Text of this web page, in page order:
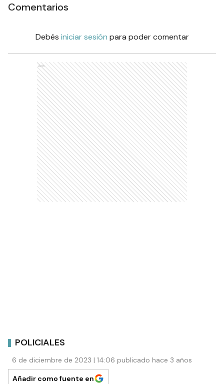
Comentarios
Debés iniciar sesión para poder comentar
Ads
POLICIALES
6 de diciembre de 2023 | 14:06 publicado hace 3 años
Añadir como fuente en